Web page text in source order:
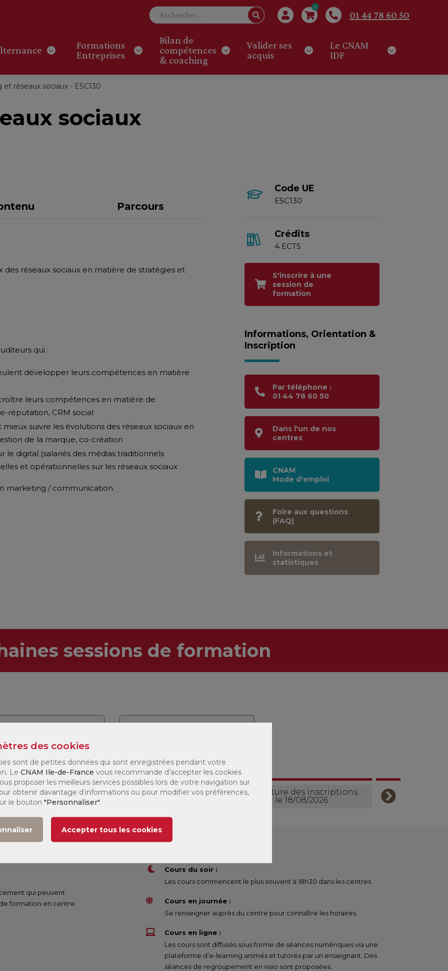
0
01 44 78 60 50
Formations
Entreprises
Bilan de
compétences
& coaching
Valider ses
acquis
Le CNAM
IDF
et réseaux sociaux - ESC130
sociaux
Parcours
réseaux sociaux en matière de stratégies et
qui :
développer leurs compétences en matière
leurs compétences en matière de
réputation, CRM social
suivre les évolutions des réseaux sociaux en
de la marque, co-création
le digital (salariés des médias traditionnels
et opérationnelles sur les réseaux sociaux
marketing / communication.
Code UE
ESC130
Crédits
4 ECTS
S'inscrire à une
session de
formation
Informations, Orientation &
Inscription
Par téléphone :
01 44 78 60 50
Dans l'un de nos
centres
CNAM
Mode d'emploi
Foire aux questions
(FAQ)
Informations et
statistiques
sessions de formation
Jours de
formation
Modalité Tarif
1 138 €(1)
Ouverture des inscriptions
le 18/08/2026
qui peuvent
formation en centre
Cours du soir :
Les cours commencent le plus souvent à 18h30 dans les centres.
Cours en journée :
Se renseigner auprès du centre pour connaître les horaires.
Cours en ligne :
Les cours sont diffusés sous forme de séances numériques via une
plateforme d’e-learning animés et tutorés par un enseignant. Des
séances de regroupement en visio sont proposées.
des cookies
sont de petites données qui sont enregistrées pendant votre
Le CNAM Ile-de-France vous recommande d’accepter les cookies
proposer les meilleurs services possibles lors de votre navigation sur
obtenir davantage d’informations ou pour modifier vos préférences,
le bouton "Personnaliser".
Accepter tous les cookies